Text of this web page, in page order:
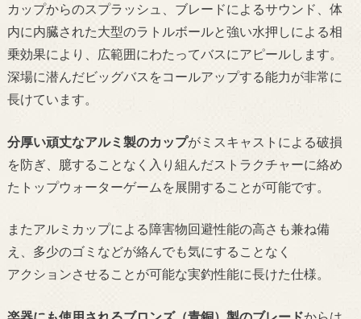
カップからのスプラッシュ、ブレードによるサウンド、体
内に内臓された大型のラトルボールと強い水押しによる相
乗効果により、広範囲にわたってバスにアピールします。
深場に潜んだビッグバスをコールアップする能力が非常に
長けています。
分厚い頑丈なアルミ製のカップがミスキャストによる破損
を防ぎ、臆することなく入り組んだストラクチャーに絡め
たトップウォーターゲームを展開することが可能です。
またアルミカップによる障害物回避性能の高さも兼ね備
え、多少のゴミなどが絡んでも気にすることなく
アクションさせることが可能な実釣性能に長けた仕様。